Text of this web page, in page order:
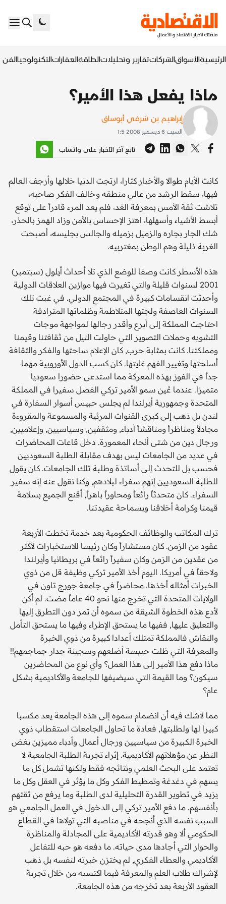
الرئيسيةالأسواقالشركاتتقارير وتحليلاتالطاقةالعقاراتالتكنولوجياالفن
ماذا يفعل هذا الأمير؟
إبراهيم بن شرفي أبوساق
السبت 6 ديسمبر 2008 1:5
تابع آخر الأخبار على واتساب
كانت الأيام طوالا والأخبار كثارا، ارتجت الدنيا خلالها وأرجف العالم
فيها، سقط الرشد من عالي منطقه وخالف الفكر صاحبه،
تلاشت ثقة الأمس بمعرفة الغد، فلم يعد المرء قادراً على توقع
أبسط الأشياء وأسهلها، اهتز الإحساس بالأمن وزاد الهمز بالحذر،
شك الجار بجاره والزميل بزميله والجالس بجليسه، أصبحت
الغربة ذليلة وهم الوطن بمغتربيه.
هذه الأسطر كانت وصفا للوضع الذي تلا أحداث أيلول (سبتمبر)
2001 لسنوات قليلة والتي تغيرت فيها موازين العلاقات الدولية
وأحدثت انقسامات كبيرة في المجتمع الدولي. في غبت تلك
السنوات العاصفة ولجتها المتلاطمة وظلماتها المترادفة
احتاجت المملكة إلى أبرع وأقدر رجالها لمواجهة موجات
التشويه وحملات التصوير التي حاولت النيل من ثقافتنا وقيمنا
ومملكتنا. كانت بمثابة حرب, كان الإعلام ساحتها والفكر والثقافة
أسلحتها وتغيير الفهم غايتها. كان كسب الدول الأوروبية مهما
جداً في الفوز بهذه المعركة مما استدعى حضورا سعوديا
متميزا. عندما عُين سمو الأمير تركي الفصل سفيرا في المملكة
المتحدة وجمهورية أيرلندا لم يجلس حبيس أسوار السفارة في
لندن بل ذهب إلى كبرى القنوات المرئية والمسموعة والمقروءة
مجادلاً ومناظراً ومناقشاً أدباء, ومثقفين, وسياسيين, وإعلاميين,
ورجال دين من شتى أنحاء المعمورة. دخل قاعات المحاضرات
في عديد من الجامعات ليس بهدف مقابلة الطلبة السعوديين
فحسب بل للتحدث إلى أساتذة وطلبة تلك الجامعات. كان يقول
للطلبة السعوديين إنهم سفراء لبلادهم, وكنا نقول عنه إنه سفير
السفراء. كان متحدثاً رائعاً ومحاوراً باهراً, أقنع الجميع بسلامة
قيمنا وكرامة أخلاقنا وبسماحة عقيدتنا.
ترك المكاتب والوظائف الحكومية بعد خدمة تخطت الأربعة
عقود من الزمن. كان مستشاراً وكان رئيسا للاستخبارات لأكثر
من عقدين من الزمن وكان سفيراً رائعاً في بريطانيا وأيرلندا
ولاحقاً في أمريكا. اليوم أخذ الأمير تركي وظيفة قل من ذوي
الخبرات أمثاله أخذها. محاضراً في جامعة جورج تاون في
الولايات المتحدة التي تخرج منها نحو 40 عاماً مضت. لم أكن
لأدع هذه الخطوة الشيقة من سموه أن تمر دون التطرق إليها
والتعليق عليها, ففيها ما يستحق الإطراء وفيها ما يستحق التأمل
والنقاش فالمملكة تمتلك أعدادا كبيرة من ذوي الخبرة
والمعرفة التي ظلت حبيسة أضلعهم وسجينة جدار جماجمهم!!
ماذا دفع هذا الأمير إلى هذا العمل؟ وأي نوع من المحاضرين
سيكون؟ وما القيمة التي سيضيفها للجامعة والأكاديمية بشكل
عام؟
مما لاشك فيه أن انضمام سموه إلى هذه الجامعة يعد مكسبا
كبيرا لها ولطلبتها, فعادة ما تحاول الجامعات استقطاب ذوي
الخبرة الكبيرة من سياسيين ورجال أعمال وأدباء مميزين بغض
النظر عن مؤهلاتهم الأكاديمية. إثراء تجربة الطلبة الجامعية لا
تعتمد على البحث العلمي ونتائجه فقط ولكنها تشمل كل ما
يسهم في دغدغة وتمطيط الفكر وكل ما يؤثر في العقل وكل ما
يزيد في تطوير القدرة التحليلية لدى الطلبة وما يرفع من ثقتهم
بأنفسهم. ما دفع الأمير تركي إلى الدخول في العمل الجامعي هو
السبب نفسه الذي أنجحه في مناصبه التي تولاها في القطاع
الحكومي ألا وهو قدرته الأكاديمية على المجادلة والمناظرة
والحوار التي أجادها مدى حياته. ما دفعه هو حبه للتفاعل
الأكاديمي والعطاء الفكري, لم يختزن خبرته لنفسه بل ذهب
لإشراك طلاب العلم والمعرفة فيما اكتسبه من خلال تجربة
العقود الأربعة بعد تخرجه من هذه الجامعة.